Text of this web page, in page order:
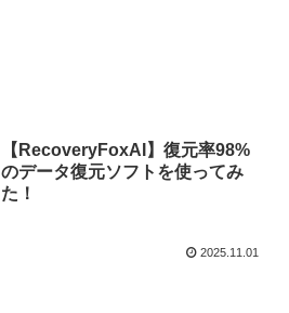
【RecoveryFoxAI】復元率98%
のデータ復元ソフトを使ってみ
た！
2025.11.01